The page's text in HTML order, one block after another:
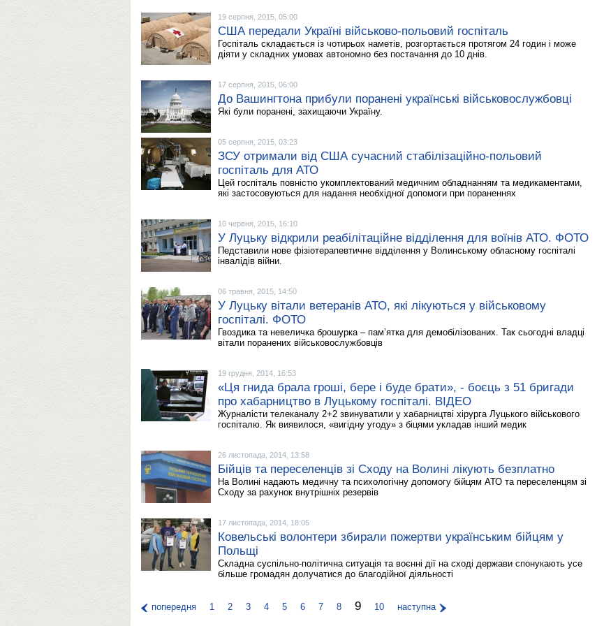
19 серпня, 2015, 05:00
США передали Україні військово-польовий госпіталь
Госпіталь складається із чотирьох наметів, розгортається протягом 24 годин і може
діяти у складних умовах автономно без постачання до 10 днів.
17 серпня, 2015, 06:00
До Вашингтона прибули поранені українські військовослужбовці
Які були поранені, захищаючи Україну.
05 серпня, 2015, 03:23
ЗСУ отримали від США сучасний стабілізаційно-польовий
госпіталь для АТО
Цей госпіталь повністю укомплектований медичним обладнанням та медикаментами,
які застосовуються для надання необхідної допомоги при пораненнях
10 червня, 2015, 16:10
У Луцьку відкрили реабілітаційне відділення для воїнів АТО. ФОТО
Педставили нове фізіотерапевтичне відділення у Волинському обласному госпіталі
інвалідів війни.
06 травня, 2015, 14:50
У Луцьку вітали ветеранів АТО, які лікуються у військовому
госпіталі. ФОТО
Гвоздика та невеличка брошурка – пам’ятка для демобілізованих. Так сьогодні владці
вітали поранених військовослужбовців
19 грудня, 2014, 16:53
«Ця гнида брала гроші, бере і буде брати», - боєць з 51 бригади
про хабарництво в Луцькому госпіталі. ВІДЕО
Журналісти телеканалу 2+2 звинуватили у хабарництві хірурга Луцького військового
госпіталю. Як виявилося, «вигідну угоду» з біцями укладав інший медик
26 листопада, 2014, 13:58
Бійців та переселенців зі Сходу на Волині лікують безплатно
На Волині надають медичну та психологічну допомогу бійцям АТО та переселенцям зі
Сходу за рахунок внутрішніх резервів
17 листопада, 2014, 18:05
Ковельські волонтери збирали пожертви українським бійцям у
Польщі
Складна суспільно-політична ситуація та воєнні дії на сході держави спонукають усе
більше громадян долучатися до благодійної діяльності
попередня 1 2 3 4 5 6 7 8 9 10 наступна